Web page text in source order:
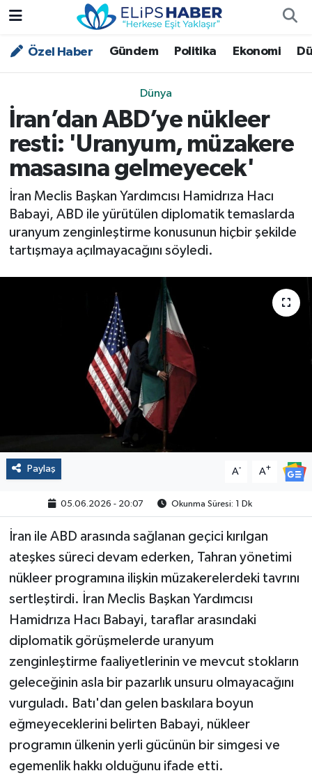
Özel Haber Gündem Politika Ekonomi
Dünya
İran’dan ABD’ye nükleer
resti: 'Uranyum, müzakere
masasına gelmeyecek'
İran Meclis Başkan Yardımcısı Hamidrıza Hacı
Babayi, ABD ile yürütülen diplomatik temaslarda
uranyum zenginleştirme konusunun hiçbir şekilde
tartışmaya açılmayacağını söyledi.
Paylaş A- A+
05.06.2026 - 20:07 Okunma Süresi: 1 Dk
İran ile ABD arasında sağlanan geçici kırılgan
ateşkes süreci devam ederken, Tahran yönetimi
nükleer programına ilişkin müzakerelerdeki tavrını
sertleştirdi. İran Meclis Başkan Yardımcısı
Hamidrıza Hacı Babayi, taraflar arasındaki
diplomatik görüşmelerde uranyum
zenginleştirme faaliyetlerinin ve mevcut stokların
geleceğinin asla bir pazarlık unsuru olmayacağını
vurguladı. Batı'dan gelen baskılara boyun
eğmeyeceklerini belirten Babayi, nükleer
programın ülkenin yerli gücünün bir simgesi ve
egemenlik hakkı olduğunu ifade etti.
Özel Haber
Asayiş
Çevre - İklim
Dünya
Çalışma Hayatı
Kadın
Yurt
2024 Seçim Sonuçları
Nöbetçi Eczaneler
Trafik Durumu
Süper Lig Puan Durumu ve Fikstür
Tüm Manşetler
Son Dakika Haberleri